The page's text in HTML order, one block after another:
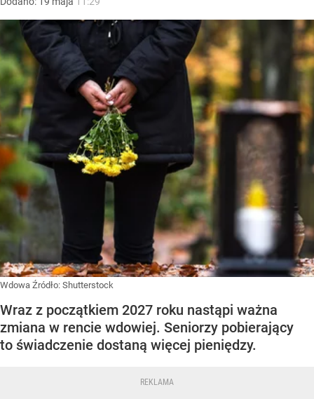
Wdowa Źródło: Shutterstock
Wraz z początkiem 2027 roku nastąpi ważna
zmiana w rencie wdowiej. Seniorzy pobierający
to świadczenie dostaną więcej pieniędzy.